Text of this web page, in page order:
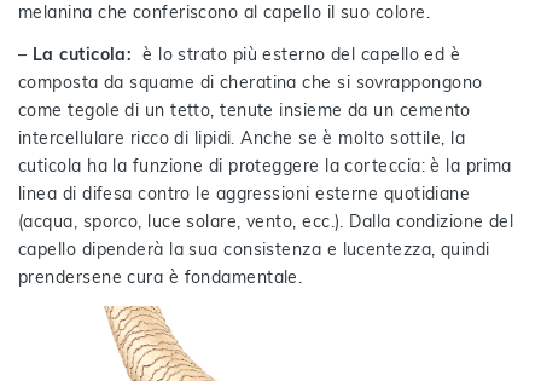
melanina che conferiscono al capello il suo colore.
– La cuticola:è lo strato più esterno del capello ed è
composta da squame di cheratina che si sovrappongono
come tegole di un tetto, tenute insieme da un cemento
intercellulare ricco di lipidi. Anche se è molto sottile, la
cuticola ha la funzione di proteggere la corteccia: è la prima
linea di difesa contro le aggressioni esterne quotidiane
(acqua, sporco, luce solare, vento, ecc.). Dalla condizione del
capello dipenderà la sua consistenza e lucentezza, quindi
prendersene cura è fondamentale.